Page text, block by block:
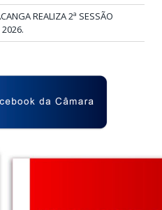
REALIZA 2ª SESSÃO